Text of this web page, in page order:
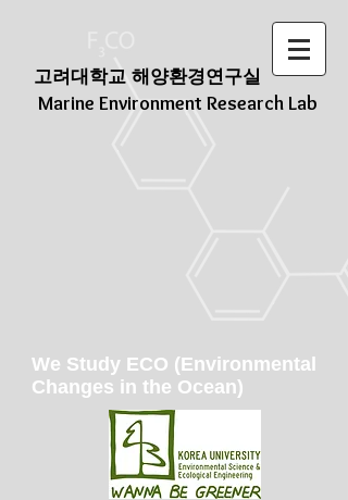
고려대학교 해양환경연구실
Marine Environment Research Lab
We Study ECO (Environmental
Changes in the Ocean)